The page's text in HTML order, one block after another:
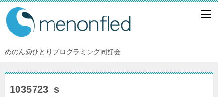
めのん@ひとりプログラミング同好会
1035723_s